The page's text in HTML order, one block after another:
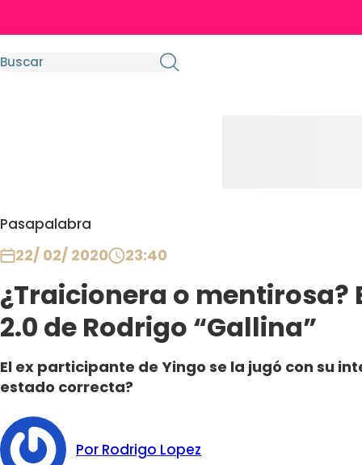
Pasapalabra
22/ 02/ 2020 23:40
¿Traicionera o mentirosa?
2.0 de Rodrigo “Gallina”
El ex participante de Yingo se la jugó con su
estado correcta?
Por Rodrigo Lopez